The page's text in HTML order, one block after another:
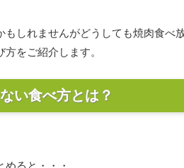
もしれませんがどうしても焼肉食べ
をご紹介します。
い食べ方とは？
ると・・・